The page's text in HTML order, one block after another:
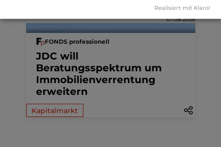
07.08.2026
FONDS professionell
JDC will
Beratungsspektrum um
Immobilienverrentung
erweitern
Kapitalmarkt
Realisiert mit Klaro!